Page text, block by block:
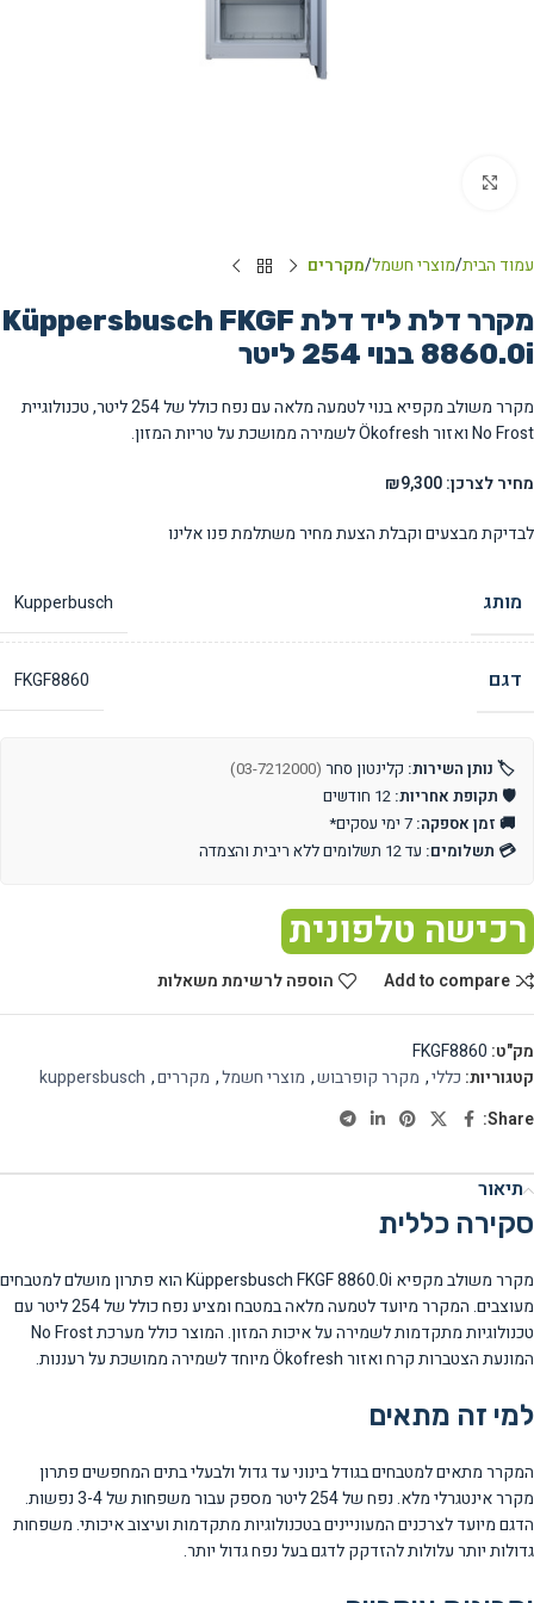
עמוד הבית מוצרי חשמל מקררים
מקרר דלת ליד דלת Küppersbusch FKGF
8860.0i בנוי ‏254 ‏ליטר
מקרר משולב מקפיא בנוי לטמעה מלאה עם נפח כולל של 254 ליטר, טכנולוגיית
No Frost ואזור Ökofresh לשמירה ממושכת על טריות המזון.
מחיר לצרכן: ₪9,300
לבדיקת מבצעים וקבלת הצעת מחיר משתלמת פנו אלינו
מותג Kupperbusch
דגם FKGF8860
🏷️ נותן השירות: קלינטון סחר (03-7212000)
🛡️ תקופת אחריות:
🚚 זמן אספקה:
💳 תשלומים: עד 12 תשלומים ללא ריבית והצמדה
רכישה טלפונית
Add to compare הוספה לרשימת משאלות
מק"ט: FKGF8860
קטגוריות: כללי, מקרר קופרבוש, מוצרי חשמל, מקררים,
kuppersbusch
Share:
תיאור
סקירה כללית
מקרר משולב מקפיא Küppersbusch FKGF 8860.0i הוא פתרון מושלם למטבחים
מעוצבים. המקרר מיועד לטמעה מלאה במטבח ומציע נפח כולל של 254 ליטר עם
טכנולוגיות מתקדמות לשמירה על איכות המזון. המוצר כולל מערכת No Frost
המונעת הצטברות קרח ואזור Ökofresh מיוחד לשמירה ממושכת על רעננות.
למי זה מתאים
המקרר מתאים למטבחים בגודל בינוני עד גדול ולבעלי בתים המחפשים פתרון
מקרר אינטגרלי מלא. נפח של 254 ליטר מספק עבור משפחות של 3-4 נפשות.
הדגם מיועד לצרכנים המעוניינים בטכנולוגיות מתקדמות ועיצוב איכותי. משפחות
גדולות יותר עלולות להזדקק לדגם בעל נפח גדול יותר.